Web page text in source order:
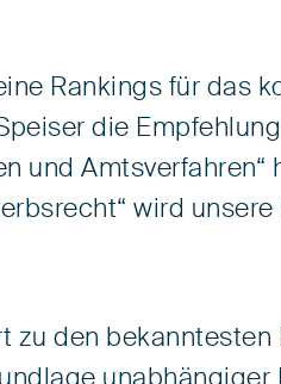
Rankings für das
die Empfehlung
und Amtsverfahren“
wird
zu den
unabhängiger